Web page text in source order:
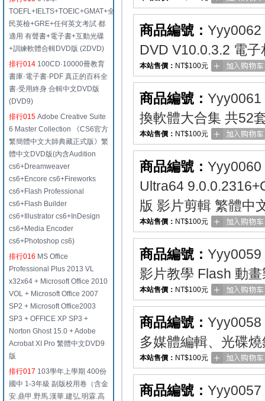
TOEFL+IELTS+TOEIC+GMAT+全
民英檢+GRE+任何英文考試 都
適用 有聲書+電子書+互動光碟
+訓練軟體合輯DVD版 (2DVD)
排行014 100CD·10000冊教育
書庫·電子書·PDF 真正的百科全
書·受用終身 合輯中文DVD版
(DVD9)
排行015 Adobe Creative Suite
6 Master Collection 《CS6官方
繁簡體中文大師典藏正式版》繁
體中文DVD版(內含Audition
cs6+Dreamweaver
cs6+Encore cs6+Fireworks
cs6+Flash Professional
cs6+Flash Builder
cs6+Illustrator cs6+InDesign
cs6+Media Encoder
cs6+Photoshop cs6)
排行016 MS Office
Professional Plus 2013 VL
x32x64 + Microsoft Office 2010
VOL + Microsoft Office 2007
SP2 + Microsoft Office2003
SP3 + OFFICE XP SP3 +
Norton Ghost 15.0 + Adobe
Acrobat XI Pro 繁體中文DVD9
版
排行017 103學年上學期 400份
國中 1-3年級 副版校用卷（含金
安.鼎甲.野馬.漢華.建弘.明霖.高
商品編號： Yyy0062
DVD V10.0.3.2 電
本站售價： NT$100元
商品編號： Yyy0061
換軟體大合集 共52
本站售價： NT$100元
商品編號： Yyy0060
Ultra64
版 影片剪輯 繁體中
本站售價： NT$100元
商品編號： Yyy0059
影片教學 Flash 動
本站售價： NT$100元
商品編號： Yyy0058
多媒體編輯、光碟
本站售價： NT$100元
商品編號： Yyy0057